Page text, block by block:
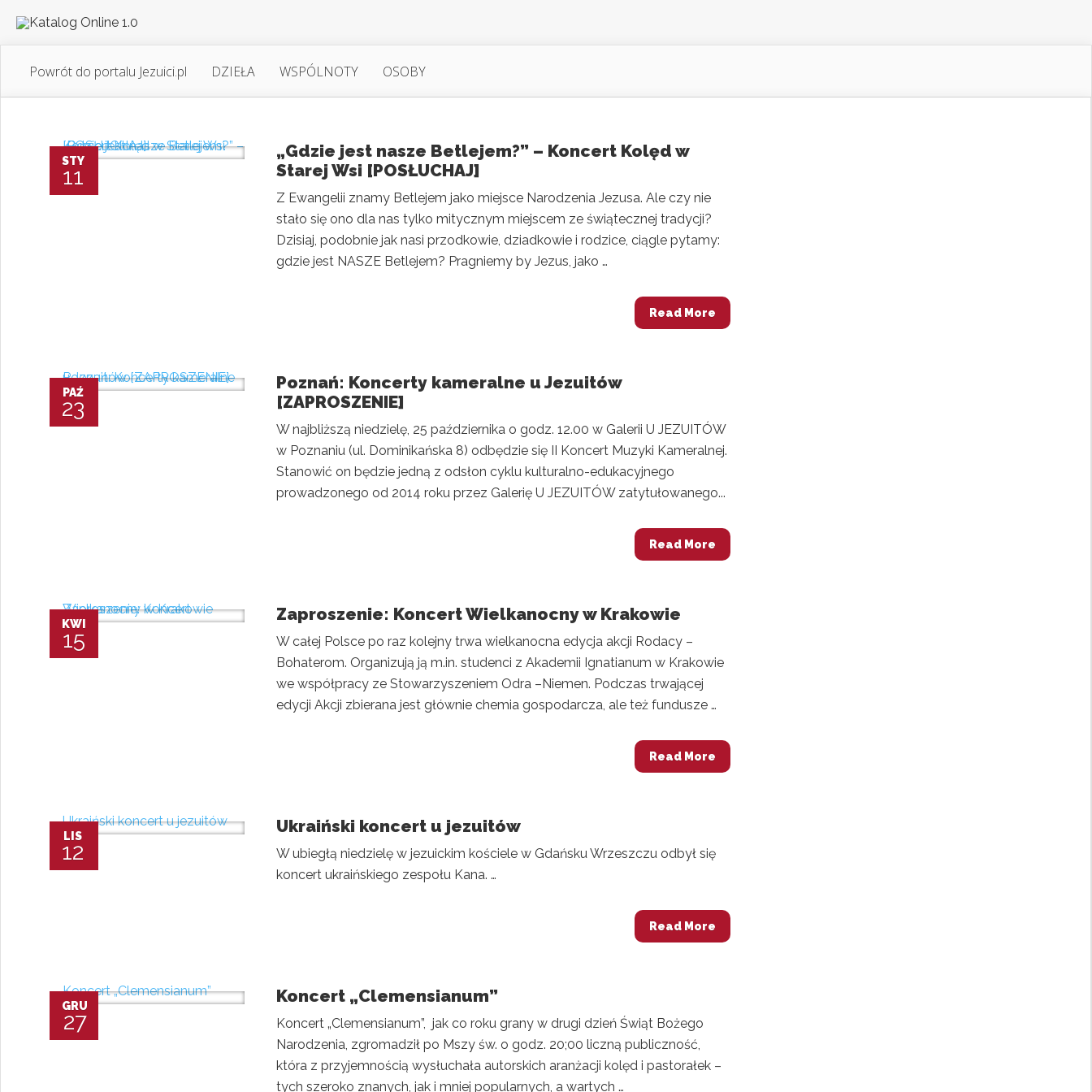
Powrót do portalu Jezuici.pl DZIEŁA WSPÓLNOTY OSOBY
STY
11
„Gdzie jest nasze Betlejem?” – Koncert Kolęd w
Starej Wsi [POSŁUCHAJ]
Z Ewangelii znamy Betlejem jako miejsce Narodzenia Jezusa. Ale czy nie
stało się ono dla nas tylko mitycznym miejscem ze świątecznej tradycji?
Dzisiaj, podobnie jak nasi przodkowie, dziadkowie i rodzice, ciągle pytamy:
gdzie jest NASZE Betlejem? Pragniemy by Jezus, jako …
Read More
PAŹ
23
Poznań: Koncerty kameralne u Jezuitów
[ZAPROSZENIE]
W najbliższą niedzielę, 25 października o godz. 12.00 w Galerii U JEZUITÓW
w Poznaniu (ul. Dominikańska 8) odbędzie się II Koncert Muzyki Kameralnej.
Stanowić on będzie jedną z odsłon cyklu kulturalno-edukacyjnego
prowadzonego od 2014 roku przez Galerię U JEZUITÓW zatytułowanego...
Read More
KWI
15
Zaproszenie: Koncert Wielkanocny w Krakowie
W całej Polsce po raz kolejny trwa wielkanocna edycja akcji Rodacy –
Bohaterom. Organizują ją m.in. studenci z Akademii Ignatianum w Krakowie
we współpracy ze Stowarzyszeniem Odra –Niemen. Podczas trwającej
edycji Akcji zbierana jest głównie chemia gospodarcza, ale też fundusze …
Read More
LIS
12
Ukraiński koncert u jezuitów
W ubiegłą niedzielę w jezuickim kościele w Gdańsku Wrzeszczu odbył się
koncert ukraińskiego zespołu Kana. …
Read More
GRU
27
Koncert „Clemensianum”
Koncert „Clemensianum”, jak co roku grany w drugi dzień Świąt Bożego
Narodzenia, zgromadził po Mszy św. o godz. 20;00 liczną publiczność,
która z przyjemnością wysłuchała autorskich aranżacji kolęd i pastorałek –
tych szeroko znanych, jak i mniej popularnych, a wartych …